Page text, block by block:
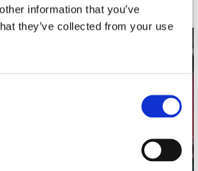
information that you’ve
they’ve collected from your use